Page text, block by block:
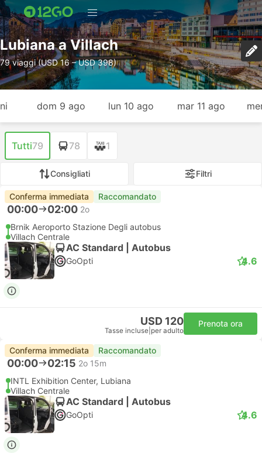
Lubiana a Villach
79 viaggi (USD 16 – USD 398)
dom 9 ago lun 10 ago mar 11 ago
Tutti79 78 1
Consigliati Filtri
Conferma immediata Raccomandato
00:00 02:00 2o
Brnik Aeroporto Stazione Degli autobus
Villach Centrale
AC Standard | Autobus
GoOpti 4.6
USD 120
Tasse incluse per adulto
Prenota ora
Conferma immediata Raccomandato
00:00 02:15 2o 15m
INTL Exhibition Center, Lubiana
Villach Centrale
AC Standard | Autobus
GoOpti 4.6